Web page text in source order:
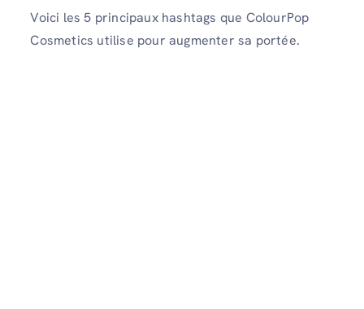
Voici les 5 principaux hashtags que ColourPop
Cosmetics utilise pour augmenter sa portée.